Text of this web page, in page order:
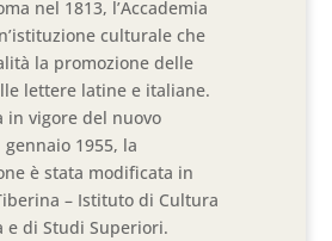
nel 1813, l’Accademia
culturale che
la promozione delle
lettere latine e italiane.
in vigore del nuovo
1955, la
è stata modificata in
– Istituto di Cultura
e di Studi Superiori.